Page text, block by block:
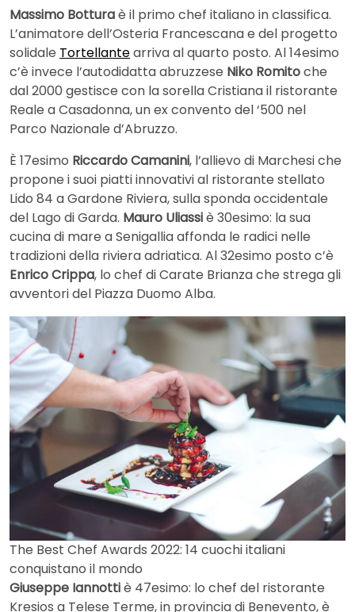
Massimo Botturaè il primo chef italiano in classifica.
L’animatore dell’Osteria Francescana e del progetto
solidale Tortellantearriva al quarto posto. Al 14esimo
c’è invece l’autodidatta abruzzese Niko Romitoche
dal 2000 gestisce con la sorella Cristiana il ristorante
Reale a Casadonna, un ex convento del ‘500 nel
Parco Nazionale d’Abruzzo.
È 17esimo Riccardo Camanini, l’allievo di Marchesi che
propone i suoi piatti innovativi al ristorante stellato
Lido 84 a Gardone Riviera, sulla sponda occidentale
del Lago di Garda. Mauro Uliassiè 30esimo: la sua
cucina di mare a Senigallia affonda le radici nelle
tradizioni della riviera adriatica. Al 32esimo posto c’è
Enrico Crippa, lo chef di Carate Brianza che strega gli
avventori del Piazza Duomo Alba.
The Best Chef Awards 2022: 14 cuochi italiani
conquistano il mondo
Giuseppe Iannottiè 47esimo: lo chef del ristorante
Kresios a Telese Terme, in provincia di Benevento, è